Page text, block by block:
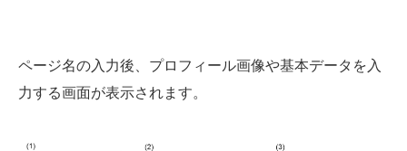
ページ名の入力後、プロフィール画像や基本データを入
力する画面が表示されます。